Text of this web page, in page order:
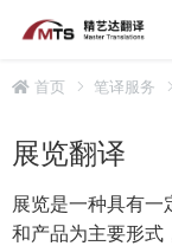
首页 笔译服务
展览翻译
展览是一种具有
和产品为主要形式